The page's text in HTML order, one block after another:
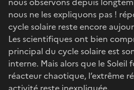
nous ne les expliquons pas !
cycle solaire reste encore
Les scientifiques ont bien
principal du cycle solaire est
interne. Mais alors que le
réacteur chaotique, l’extrême